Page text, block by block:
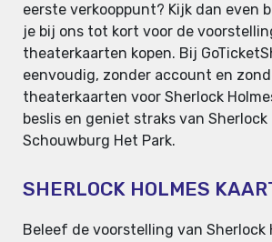
eerste verkooppunt? Kijk dan even
je bij ons tot kort voor de
theaterkaarten kopen. Bij
eenvoudig, zonder account en
theaterkaarten voor Sherlock
beslis en geniet straks van Sherlock
Schouwburg Het Park.
SHERLOCK HOLMES
Beleef de voorstelling van Sherlock